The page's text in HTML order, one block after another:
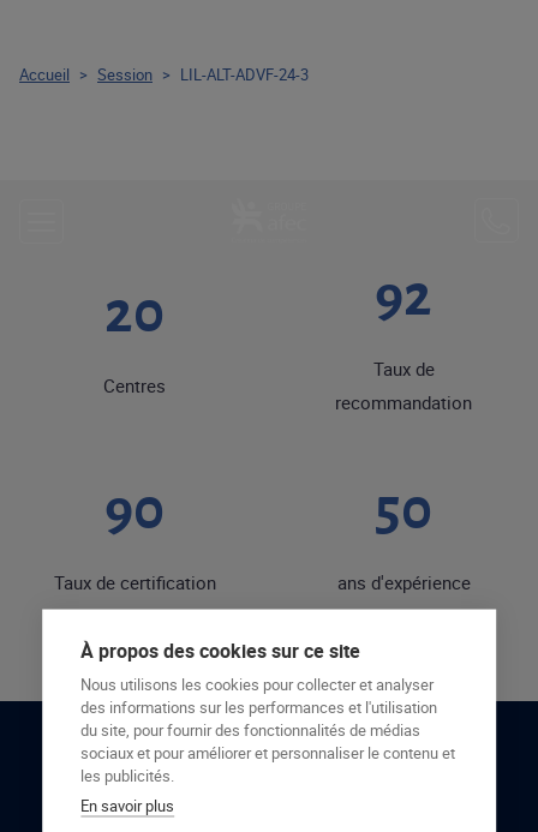
20
Centres
92
Taux de
recommandation
90
Taux de certification
50
ans d'expérience
RESTONS EN CONTACT
Accueil > Session > LIL-ALT-ADVF-24-3
À propos des cookies sur ce site
Nous utilisons les cookies pour collecter et analyser
des informations sur les performances et l'utilisation
du site, pour fournir des fonctionnalités de médias
sociaux et pour améliorer et personnaliser le contenu et
les publicités.
En savoir plus